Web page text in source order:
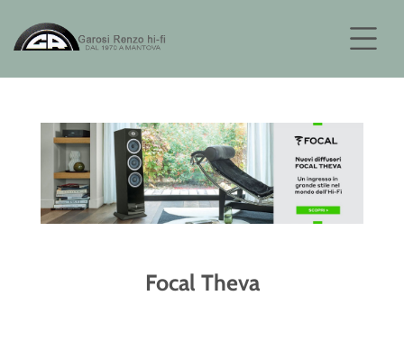
Focal Theva